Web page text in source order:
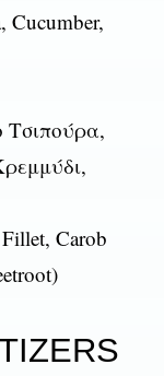
Cucumber,
Τσιπούρα,
Carob